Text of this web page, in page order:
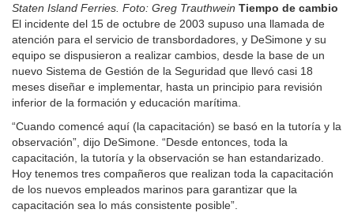
Staten Island Ferries. Foto: Greg Trauthwein Tiempo de cambio
El incidente del 15 de octubre de 2003 supuso una llamada de
atención para el servicio de transbordadores, y DeSimone y su
equipo se dispusieron a realizar cambios, desde la base de un
nuevo Sistema de Gestión de la Seguridad que llevó casi 18
meses diseñar e implementar, hasta un principio para revisión
inferior de la formación y educación marítima.
“Cuando comencé aquí (la capacitación) se basó en la tutoría y la
observación”, dijo DeSimone. “Desde entonces, toda la
capacitación, la tutoría y la observación se han estandarizado.
Hoy tenemos tres compañeros que realizan toda la capacitación
de los nuevos empleados marinos para garantizar que la
capacitación sea lo más consistente posible”.